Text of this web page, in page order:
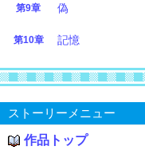
第9章 偽
第10章 記憶
ストーリーメニュー
作品トップ